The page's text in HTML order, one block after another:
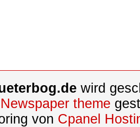
wird
theme
von Cpanel